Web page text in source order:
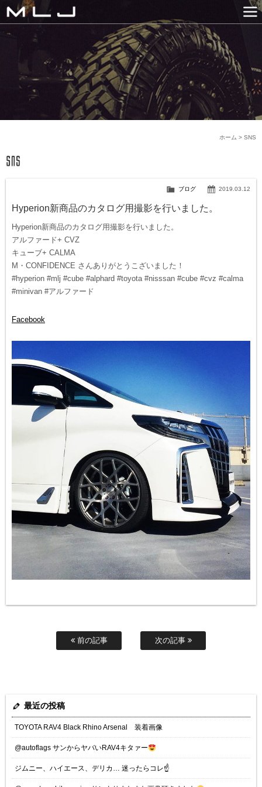
MLJ / Lexani(レクサーニ
GALLERY
SNS
NEWS
COMPANY
HISTORY
CONTACT US
LINK
SNS
ホーム >
2019.03.12
ブログ
Hyperion新商品のカタログ用撮影を行いました。
Hyperion新商品のカタログ用撮影を行いました。
アルファード+ CVZ
キューブ+ CALMA
M・CONFIDENCE さんありがとうこざいました！
#hyperion #mlj #cube #alphard #toyota #nisssan #cube #cvz #calma
#minivan #アルファード
Facebook
前の記事 次の記事
最近の投稿
TOYOTA RAV4 Black Rhino Arsenal 装着画像
@autoflags サンからヤバいRAV4キタァー
ジムニー、ハイエース、デリカ… 迷ったらコレ☝️